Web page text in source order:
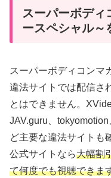
スーパーボディ
ースペシャル～
スーパーボディコンマ
違法サイトでは配信さ
とはできません。
JAV.guru、
ど主要な違法サイトも
公式サイトなら大幅割
て何度でも視聴できま